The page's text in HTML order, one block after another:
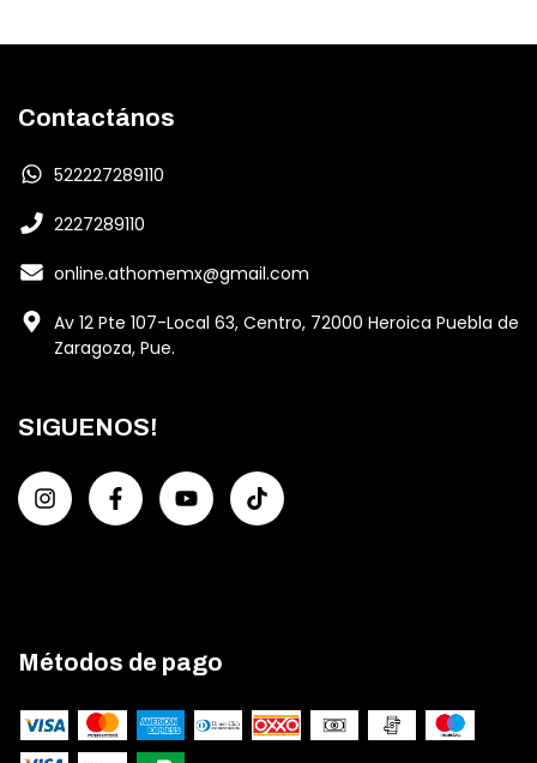
Contactános
522227289110
2227289110
online.athomemx@gmail.com
Av 12 Pte 107-Local 63, Centro, 72000 Heroica Puebla de
Zaragoza, Pue.
SIGUENOS!
Métodos de pago